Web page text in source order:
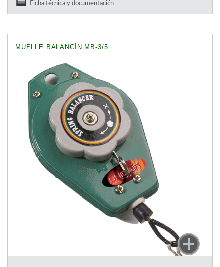
Ficha técnica y documentación
MUELLE BALANCÍN MB-3/5